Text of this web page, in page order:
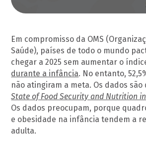
Em compromisso da OMS
Saúde), países de todo o mundo
chegar a 2025 sem aumentar o
durante a infância. No entanto,
não atingiram a meta. Os dados são
State of Food Security and Nutrition
Os dados preocupam, porque
e obesidade na infância tendem a
adulta.